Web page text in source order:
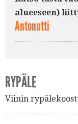
alueeseen)
Antonutti
RYPÄLE
Viinin